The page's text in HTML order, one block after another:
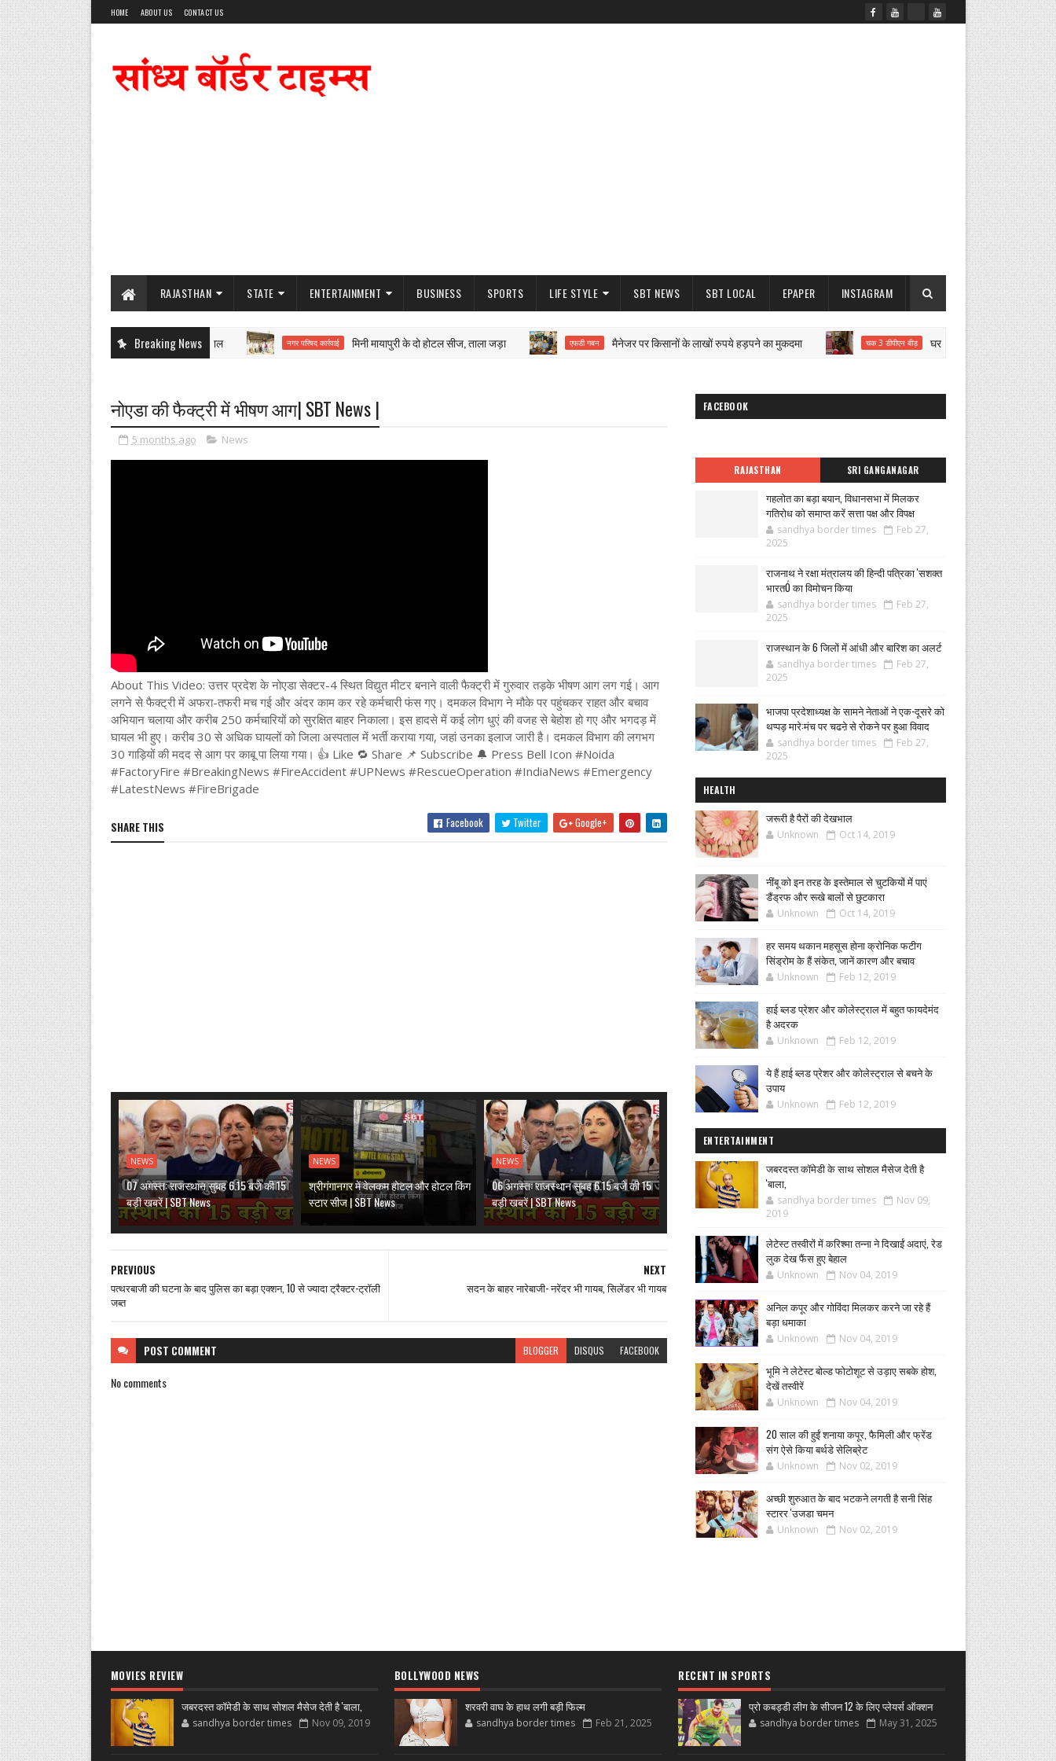
HOME ABOUT US CONTACT US
RAJASTHAN STATE ENTERTAINMENT BUSINESS SPORTS LIFE STYLE SBT NEWS SBT LOCAL EPAPER INSTAGRAM
Breaking News नगर परिषद कार्रवाई मिनी मायापुरी के दो होटल सीज, ताला जड़ा एफडी गबन मैनेजर पर किसानों के लाखों रुपये हड़पने का मुकदमा चक 3 डीपीएन बीड़ घर से 40 लाख के जेवर चोरी
नोएडा की फैक्ट्री में भीषण आग| SBT News |
5 months ago News
About This Video: उत्तर प्रदेश के नोएडा सेक्टर-4 स्थित विद्युत मीटर बनाने वाली फैक्ट्री में गुरुवार तड़के भीषण आग लग गई। आग
लगने से फैक्ट्री में अफरा-तफरी मच गई और अंदर काम कर रहे कर्मचारी फंस गए। दमकल विभाग ने मौके पर पहुंचकर राहत और बचाव
अभियान चलाया और करीब 250 कर्मचारियों को सुरक्षित बाहर निकाला। इस हादसे में कई लोग धुएं की वजह से बेहोश हो गए और भगदड़ में
घायल भी हुए। करीब 30 से अधिक घायलों को जिला अस्पताल में भर्ती कराया गया, जहां उनका इलाज जारी है। दमकल विभाग की लगभग
30 गाड़ियों की मदद से आग पर काबू पा लिया गया। 👍 Like 🔁 Share 📌 Subscribe 🔔 Press Bell Icon #Noida
#FactoryFire #BreakingNews #FireAccident #UPNews #RescueOperation #IndiaNews #Emergency
#LatestNews #FireBrigade
SHARE THIS Facebook Twitter Google+
NEWS
07 अगस्त: राजस्थान सुबह 6.15 बजे की 15
बड़ी खबरें | SBT News
NEWS
श्रीगंगानगर में वेलकम होटल और होटल किंग
स्टार सीज | SBT News
NEWS
06 अगस्त: राजस्थान सुबह 6.15 बजे की 15
बड़ी खबरें | SBT News
NEXT
सदन के बाहर नारेबाजी- नरेंदर भी गायब, सिलेंडर भी गायब
PREVIOUS
पत्थरबाजी की घटना के बाद पुलिस का बड़ा एक्शन, 10 से ज्यादा ट्रैक्टर-ट्रॉली
जब्त
POST COMMENT BLOGGER DISQUS FACEBOOK
No comments
FACEBOOK
RAJASTHAN SRI GANGANAGAR
गहलोत का बड़ा बयान, विधानसभा में मिलकर
गतिरोध को समाप्त करें सत्ता पक्ष और विपक्ष
sandhya border times
Feb 27,
2025
राजनाथ ने रक्षा मंत्रालय की हिन्दी पत्रिका 'सशक्त
भारतÓ का विमोचन किया
sandhya border times
Feb 27,
2025
राजस्थान के 6 जिलों में आंधी और बारिश का अलर्ट
sandhya border times
Feb 27,
2025
भाजपा प्रदेशाध्यक्ष के सामने नेताओं ने एक-दूसरे को
थप्पड़ मारे:मंच पर चढऩे से रोकने पर हुआ विवाद
sandhya border times
Feb 27,
2025
HEALTH
जरूरी है पैरों की देखभाल
Unknown Oct 14, 2019
नींबू को इन तरह के इस्तेमाल से चुटकियों में पाएं
डैंड्रफ और रूखे बालों से छुटकारा
Unknown Oct 14, 2019
हर समय थकान महसूस होना क्रोनिक फटीग
सिंड्रोम के हैं संकेत, जानें कारण और बचाव
Unknown Feb 12, 2019
हाई ब्लड प्रेशर और कोलेस्ट्राल में बहुत फायदेमंद
है अदरक
Unknown Feb 12, 2019
ये हैं हाई ब्लड प्रेशर और कोलेस्ट्राल से बचने के
उपाय
Unknown Feb 12, 2019
ENTERTAINMENT
जबरदस्त कॉमेडी के साथ सोशल मैसेज देती है
'बाला,
sandhya border times
Nov 09,
2019
लेटेस्ट तस्वीरों में करिश्मा तन्ना ने दिखाईं अदाएं, रेड
लुक देख फैंस हुए बेहाल
Unknown Nov 04, 2019
अनिल कपूर और गोविंदा मिलकर करने जा रहे हैं
बड़ा धमाका
Unknown Nov 04, 2019
भूमि ने लेटेस्ट बोल्ड फोटोशूट से उड़ाए सबके होश,
देखें तस्वीरें
Unknown Nov 04, 2019
20 साल की हुईं शनाया कपूर, फैमिली और फ्रेंड
संग ऐसे किया बर्थडे सेलिब्रेट
Unknown Nov 02, 2019
अच्छी शुरुआत के बाद भटकने लगती है सनी सिंह
स्टारर 'उजडा चमन
Unknown Nov 02, 2019
MOVIES REVIEW
जबरदस्त कॉमेडी के साथ सोशल मैसेज देती है 'बाला,
sandhya border times Nov 09, 2019
BOLLYWOOD NEWS
शरवरी वाघ के हाथ लगी बड़ी फिल्म
sandhya border times Feb 21, 2025
RECENT IN SPORTS
प्रो कबड्डी लीग के सीजन 12 के लिए प्लेयर्स ऑक्शन
sandhya border times May 31, 2025